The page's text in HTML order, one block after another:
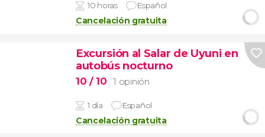
10 horas Español
Cancelación gratuita
Excursión al Salar de Uyuni en
autobús nocturno
10 / 10 1 opinión
1 día Español
Cancelación gratuita